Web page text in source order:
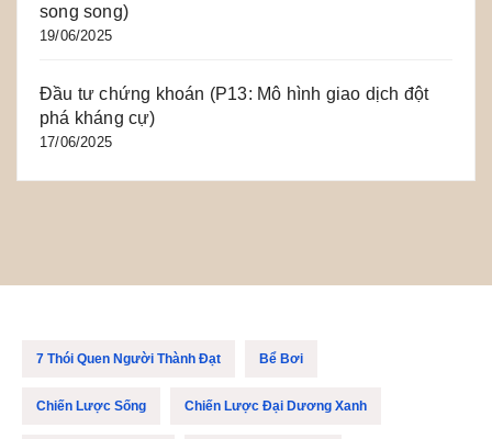
song song)
19/06/2025
Đầu tư chứng khoán (P13: Mô hình giao dịch đột
phá kháng cự)
17/06/2025
7 Thói Quen Người Thành Đạt Bể Bơi
Chiến Lược Sống Chiến Lược Đại Dương Xanh